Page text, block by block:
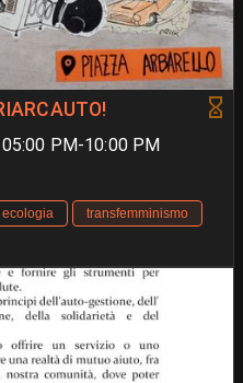
PM-10:00 PM
ecologia
transfemminismo